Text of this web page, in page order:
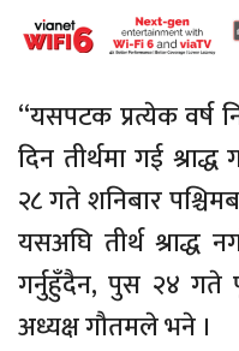
“यसपटक प्रत्येक वर्ष
दिन तीर्थमा गई
२८ गते शनिबार
यसअघि तीर्थ श्राद्ध
गर्नुहुँदैन, पुस २४ गते
अध्यक्ष गौतमले भने ।